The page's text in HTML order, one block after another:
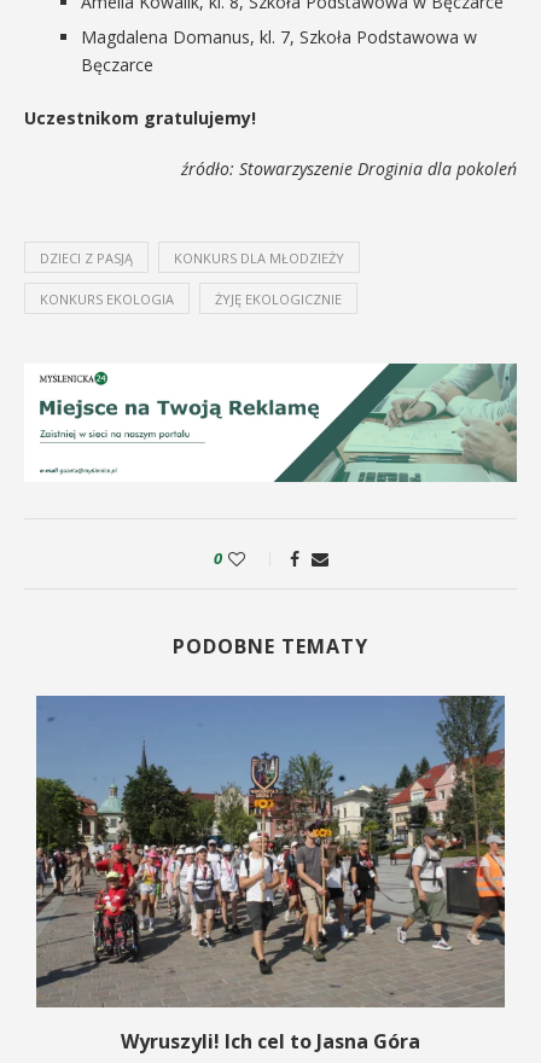
Magdalena Domanus, kl. 7, Szkoła Podstawowa w
Bęczarce
Uczestnikom gratulujemy!
źródło: Stowarzyszenie Droginia dla pokoleń
DZIECI Z PASJĄ KONKURS DLA MŁODZIEŻY
KONKURS EKOLOGIA ŻYJĘ EKOLOGICZNIE
0
PODOBNE TEMATY
Wyruszyli! Ich cel to Jasna Góra